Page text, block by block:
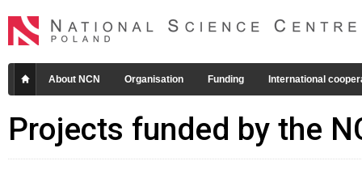
About NCN Organisation Funding International
Projects funded by the